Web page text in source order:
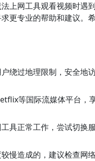
上网工具观看视频时遇
更专业的帮助和建议。
绕过地理限制，安全地
等国际流媒体平台，
具正常工作，尝试切换
慢造成的，建议检查网